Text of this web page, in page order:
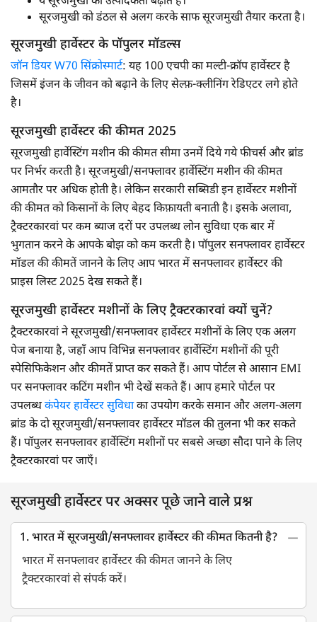
सूरजमुखी को डंठल से अलग करके साफ सूरजमुखी तैयार करता है।
सूरजमुखी हार्वेस्टर के पॉपुलर मॉडल्स
जॉन डियर W70 सिंक्रोस्मार्ट: यह 100 एचपी का मल्टी-क्रॉप हार्वेस्टर है
जिसमें इंजन के जीवन को बढ़ाने के लिए सेल्फ़-क्लीनिंग रेडिएटर लगे होते
है।
सूरजमुखी हार्वेस्टर की कीमत 2025
सूरजमुखी हार्वेस्टिंग मशीन की कीमत सीमा उनमें दिये गये फीचर्स और ब्रांड
पर निर्भर करती है। सूरजमुखी/सनफ्लावर हार्वेस्टिंग मशीन की कीमत
आमतौर पर अधिक होती है। लेकिन सरकारी सब्सिडी इन हार्वेस्टर मशीनों
की कीमत को किसानों के लिए बेहद किफ़ायती बनाती है। इसके अलावा,
ट्रैक्टरकारवां पर कम ब्याज दरों पर उपलब्ध लोन सुविधा एक बार में
भुगतान करने के आपके बोझ को कम करती है। पॉपुलर सनफ्लावर हार्वेस्टर
मॉडल की कीमतें जानने के लिए आप भारत में सनफ्लावर हार्वेस्टर की
प्राइस लिस्ट 2025 देख सकते हैं।
सूरजमुखी हार्वेस्टर मशीनों के लिए ट्रैक्टरकारवां क्यों चुनें?
ट्रैक्टरकारवां ने सूरजमुखी/सनफ्लावर हार्वेस्टर मशीनों के लिए एक अलग
पेज बनाया है, जहाँ आप विभिन्न सनफ्लावर हार्वेस्टिंग मशीनों की पूरी
स्पेसिफिकेशन और कीमतें प्राप्त कर सकते हैं। आप पोर्टल से आसान EMI
पर सनफ्लावर कटिंग मशीन भी देखें सकते हैं। आप हमारे पोर्टल पर
उपलब्धकंपेयर हार्वेस्टर सुविधाका उपयोग करके समान और अलग-अलग
ब्रांड के दो सूरजमुखी/सनफ्लावर हार्वेस्टर मॉडल की तुलना भी कर सकते
हैं। पॉपुलर सनफ्लावर हार्वेस्टिंग मशीनों पर सबसे अच्छा सौदा पाने के लिए
ट्रैक्टरकारवां पर जाएँ।
सूरजमुखी हार्वेस्टर पर अक्सर पूछे जाने वाले प्रश्न
1. भारत में सूरजमुखी/सनफ्लावर हार्वेस्टर की कीमत कितनी है?
भारत में सनफ्लावर हार्वेस्टर की कीमत जानने के लिए
ट्रैक्टरकारवां से संपर्क करें।